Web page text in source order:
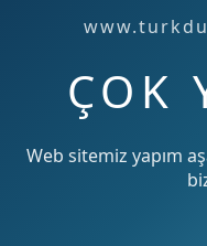
ÇOK
Web sitemiz yapım